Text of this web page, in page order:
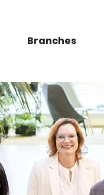
Branches